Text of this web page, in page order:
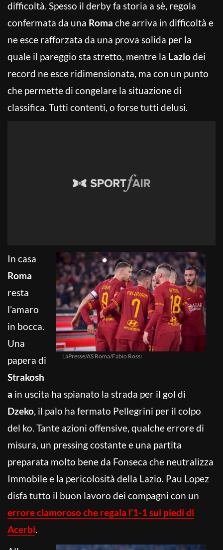
difficoltà. Spesso il derby fa storia a sè, regola
confermata da una Roma che arriva in difficoltà e
ne esce rafforzata da una prova solida per la
quale il pareggio sta stretto, mentre la Laziodei
record ne esce ridimensionata, ma con un punto
che permette di congelare la situazione di
classifica. Tutti contenti, o forse tutti delusi.
LaPresse/AS Roma/Fabio Rossi
In casa
Roma
resta
l’amaro
in bocca.
Una
papera di
Strakosh
a in uscita ha spianato la strada per il gol di
Dzeko, il palo ha fermato Pellegrini per il colpo
del ko. Tante azioni offensive, qualche errore di
misura, un pressing costante e una partita
preparata molto bene da Fonseca che neutralizza
Immobile e la pericolosità della Lazio. Pau Lopez
disfa tutto il buon lavoro dei compagni con un
errore clamoroso che regala l’1-1 sui piedi di
Acerbi.